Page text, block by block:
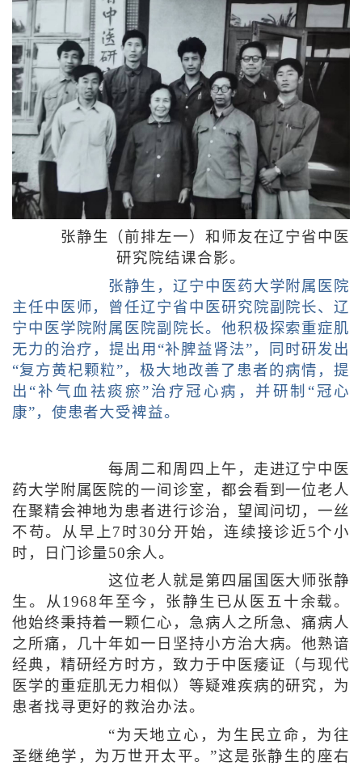
张静生（前排左一）和师友在辽宁省中医
研究院结课合影。
张静生，辽宁中医药大学附属医院
主任中医师，曾任辽宁省中医研究院副院长、辽
宁中医学院附属医院副院长。他积极探索重症肌
无力的治疗，提出用“补脾益肾法”，同时研发出
“复方黄杞颗粒”，极大地改善了患者的病情，提
出“补气血祛痰瘀”治疗冠心病，并研制“冠心
康”，使患者大受裨益。
每周二和周四上午，走进辽宁中医
药大学附属医院的一间诊室，都会看到一位老人
在聚精会神地为患者进行诊治，望闻问切，一丝
不苟。从早上7时30分开始，连续接诊近5个小
时，日门诊量50余人。
这位老人就是第四届国医大师张静
生。从1968年至今，张静生已从医五十余载。
他始终秉持着一颗仁心，急病人之所急、痛病人
之所痛，几十年如一日坚持小方治大病。他熟谙
经典，精研经方时方，致力于中医痿证（与现代
医学的重症肌无力相似）等疑难疾病的研究，为
患者找寻更好的救治办法。
“为天地立心，为生民立命，为往
圣继绝学，为万世开太平。”这是张静生的座右